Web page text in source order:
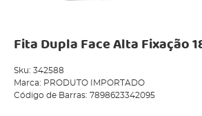
Fita Dupla Face Alta Fixação
Sku: 342588
Marca: PRODUTO IMPORTADO
Código de Barras: 7898623342095